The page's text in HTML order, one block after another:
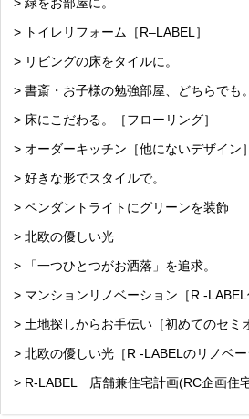
> トイレリフォーム［R–LABEL］
> リビングの床をタイルに。
> 書斎・お子様の勉強部屋、どちらでも
> 床にこだわる。［フローリング］
> オーダーキッチン［他にないデザイン］
> 好きな形でスタイルで。
> ペンダントライトにグリーンを装飾
> 北欧の優しい光
> 「一つひとつがお洒落」を追求。
> マンションリノベーション［R -LABEL
> 土地探しからお手伝い［初めてのセミ
> 北欧の優しい光［R -LABELのリノベー
> R-LABEL 店舗兼住宅計画(RC企画住